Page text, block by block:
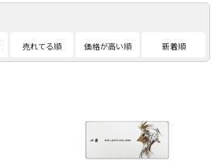
売れてる順 価格が高い順 新着順